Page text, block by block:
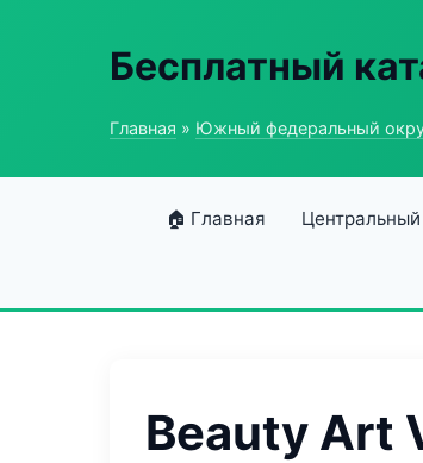
Бесплатный
Главная » Южный федеральный
🏠 Главная
Beauty Art